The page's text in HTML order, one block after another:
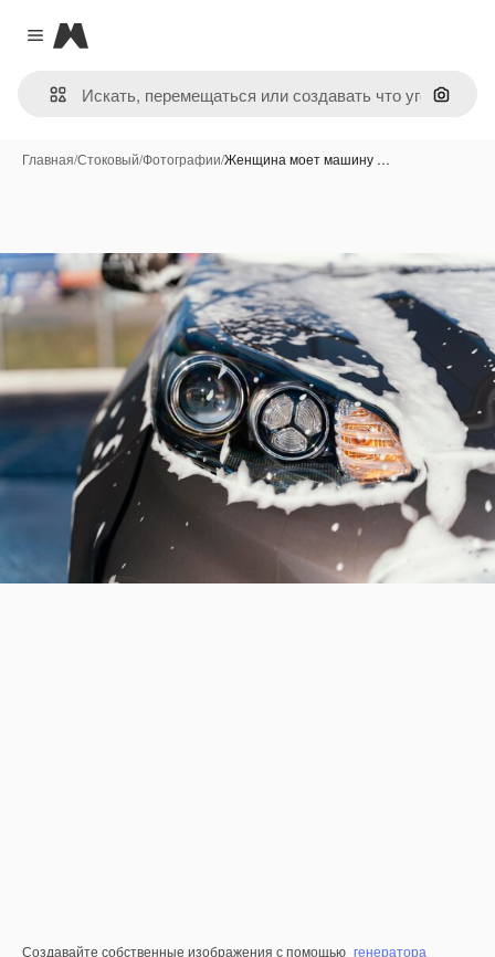
Close menu
Magnific
Поиск
Главная/Стоковый/Фотографии/Женщина моет машину …
Создавайте собственные изображения с помощью генератора